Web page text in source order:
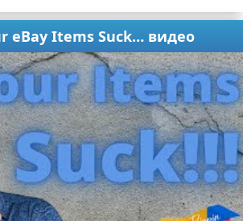
eBay Items Suck… видео